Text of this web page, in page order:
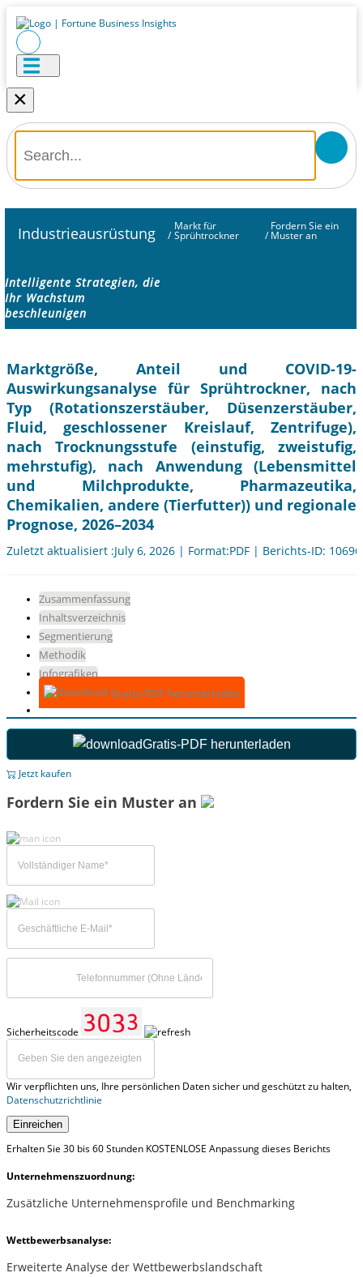
×
Industrieausrüstung /
Markt für
Sprühtrockner /
Fordern Sie ein
Muster an
Intelligente Strategien, die
Ihr Wachstum
beschleunigen
Marktgröße, Anteil und COVID-19-
Auswirkungsanalyse für Sprühtrockner, nach
Typ (Rotationszerstäuber, Düsenzerstäuber,
Fluid, geschlossener Kreislauf, Zentrifuge),
nach Trocknungsstufe (einstufig, zweistufig,
mehrstufig), nach Anwendung (Lebensmittel
und Milchprodukte, Pharmazeutika,
Chemikalien, andere (Tierfutter)) und regionale
Prognose, 2026–2034
Zuletzt aktualisiert :July 6, 2026 | Format:PDF | Berichts-ID:
Zusammenfassung
Inhaltsverzeichnis
Segmentierung
Methodik
Infografiken
Gratis-PDF herunterladen
Gratis-PDF herunterladen
Jetzt kaufen
Fordern Sie ein Muster an
Sicherheitscode
Wir verpflichten uns, Ihre persönlichen Daten sicher und geschützt zu halten,
Datenschutzrichtlinie
Einreichen
Erhalten Sie 30 bis 60 Stunden KOSTENLOSE Anpassung dieses Berichts
Unternehmenszuordnung:
Zusätzliche Unternehmensprofile und Benchmarking
Wettbewerbsanalyse:
Erweiterte Analyse der Wettbewerbslandschaft